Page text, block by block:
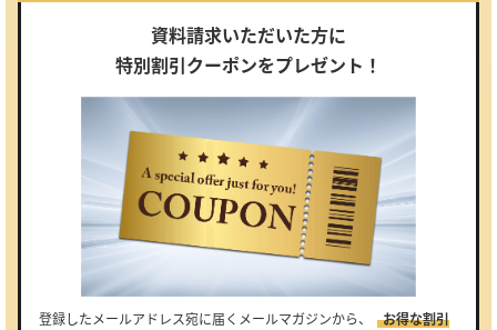
資料請求いただいた方に
特別割引クーポンをプレゼント！
登録したメールアドレス宛に届くメールマガジンから、
お得な割引